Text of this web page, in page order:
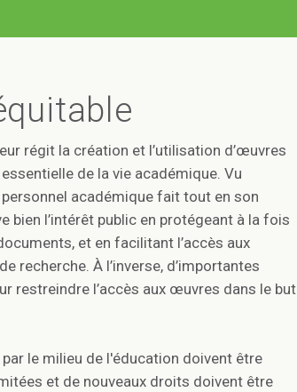
régit la création et l’utilisation d’œuvres
de la vie académique. Vu
académique fait tout en son
bien l’intérêt public en protégeant à la fois
et en facilitant l’accès aux
recherche. À l’inverse, d’importantes
restreindre l’accès aux œuvres dans le but
le milieu de l'éducation doivent être
et de nouveaux droits doivent être